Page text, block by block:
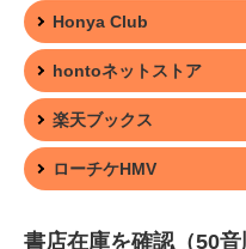
Honya Club
hontoネットストア
楽天ブックス
ローチケHMV
書店在庫を確認（50音